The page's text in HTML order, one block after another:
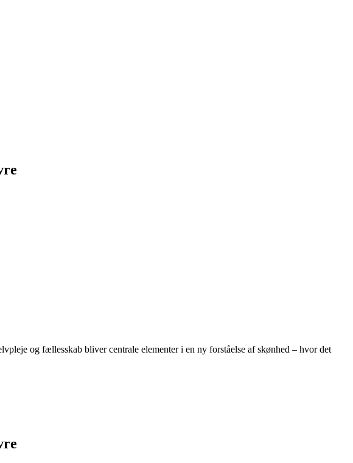
og fællesskab bliver centrale elementer i en ny forståelse af skønhed – hvor det